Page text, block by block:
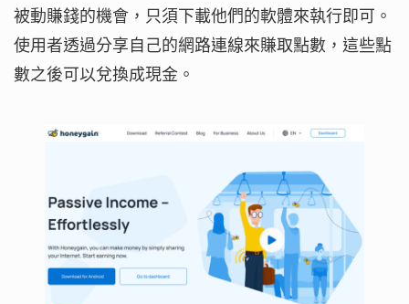
被動賺錢的機會，只須下載他們的軟體來執行即可。
使用者透過分享自己的網路連線來賺取點數，這些點
數之後可以兌換成現金。